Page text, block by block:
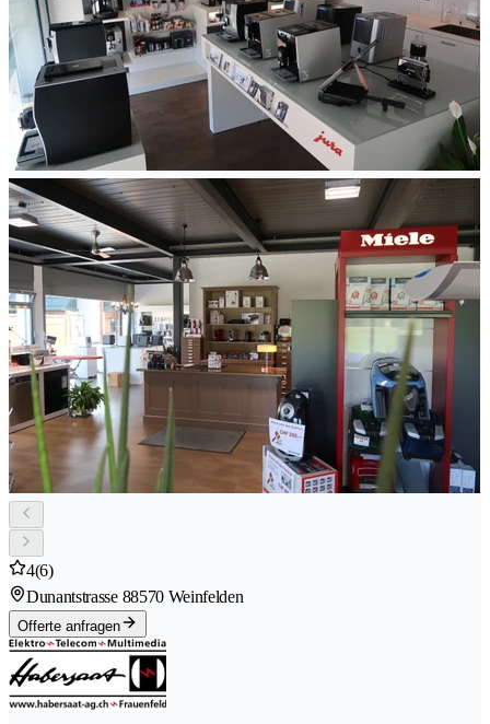
4(6)
Dunantstrasse 88570 Weinfelden
Offerte anfragen